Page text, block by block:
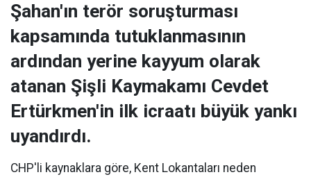
Şahan'ın terör soruşturması
kapsamında tutuklanmasının
ardından yerine kayyum olarak
atanan Şişli Kaymakamı Cevdet
Ertürkmen'in ilk icraatı büyük yankı
uyandırdı.
CHP'li kaynaklara göre, Kent Lokantaları neden